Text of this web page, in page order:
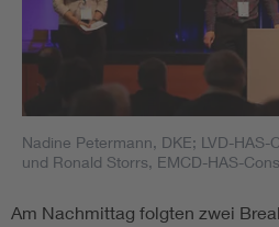
Nadine Petermann, DKE; LVD-
und Ronald Storrs, EMCD-HAS-
Am Nachmittag folgten zwei